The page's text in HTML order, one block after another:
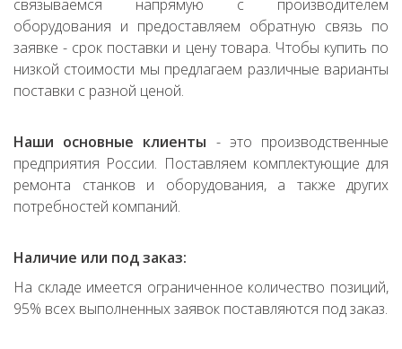
связываемся напрямую с производителем
оборудования и предоставляем обратную связь по
заявке - срок поставки и цену товара. Чтобы купить по
низкой стоимости мы предлагаем различные варианты
поставки с разной ценой.
Наши основные клиенты - это производственные
предприятия России. Поставляем комплектующие для
ремонта станков и оборудования, а также других
потребностей компаний.
Наличие или под заказ:
На складе имеется ограниченное количество позиций,
95% всех выполненных заявок поставляются под заказ.